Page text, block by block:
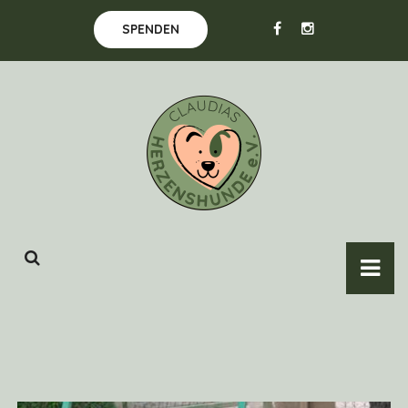
SPENDEN